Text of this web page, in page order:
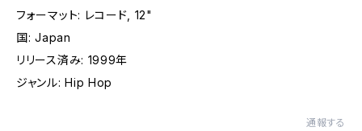
フォーマット: レコード, 12"
国: Japan
リリース済み: 1999年
ジャンル: Hip Hop
通報する